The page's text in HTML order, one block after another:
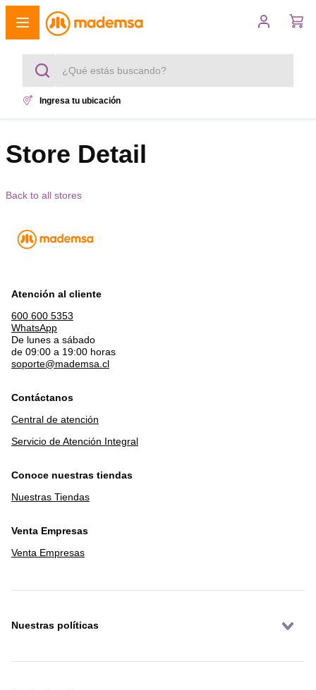
¿Qué estás buscando?
cocina 4 platos
4. secadora
Ingresa tu ubicación
Store Detail
Back to all stores
Atención al cliente
600 600 5353
WhatsApp
De lunes a sábado
de 09:00 a 19:00 horas
soporte@mademsa.cl
Contáctanos
Central de atención
Servicio de Atención Integral
Conoce nuestras tiendas
Nuestras Tiendas
Venta Empresas
Venta Empresas
Nuestras políticas